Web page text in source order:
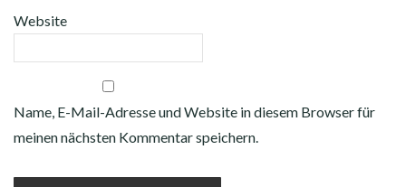
Website
Name, E-Mail-Adresse und Website in diesem Browser für
meinen nächsten Kommentar speichern.